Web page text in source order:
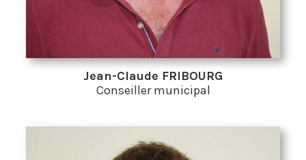
Jean-Claude FRIBOURG
Conseiller municipal